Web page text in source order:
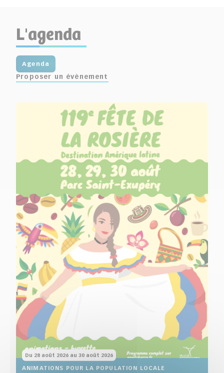
L'agenda
Agenda
Proposer un évènement
Du 28 août 2026 au 30 août 2026
ANIMATIONS POUR LA POPULATION LOCALE